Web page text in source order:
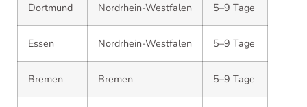
Dortmund Nordrhein-Westfalen 5–9 Tage
Essen Nordrhein-Westfalen 5–9 Tage
Bremen Bremen 5–9 Tage